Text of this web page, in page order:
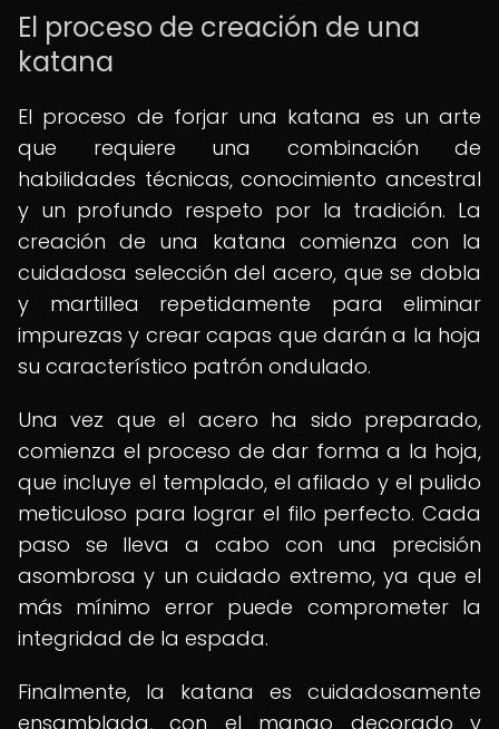
El proceso de creación de una
katana
El proceso de forjar una katana es un arte
que requiere una combinación de
habilidades técnicas, conocimiento ancestral
y un profundo respeto por la tradición. La
creación de una katana comienza con la
cuidadosa selección del acero, que se dobla
y martillea repetidamente para eliminar
impurezas y crear capas que darán a la hoja
su característico patrón ondulado.
Una vez que el acero ha sido preparado,
comienza el proceso de dar forma a la hoja,
que incluye el templado, el afilado y el pulido
meticuloso para lograr el filo perfecto. Cada
paso se lleva a cabo con una precisión
asombrosa y un cuidado extremo, ya que el
más mínimo error puede comprometer la
integridad de la espada.
Finalmente, la katana es cuidadosamente
ensamblada, con el mango decorado y